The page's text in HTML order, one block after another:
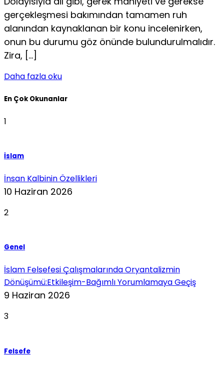
gerçekleşmesi bakı­mından tamamen ruh
alanından kaynaklanan bir konu incelenirken,
onun bu durumu göz önünde bulundurulmalıdır.
Zira, […]
Daha fazla oku
En Çok Okunanlar
1
İslam
İnsan Kalbinin Özellikleri
10 Haziran 2026
2
Genel
İslam Felsefesi Çalışmalarında Oryantalizmin
Dönüşümü:Etkileşim-Bağımlı Yorumlamaya Geçiş
9 Haziran 2026
3
Felsefe